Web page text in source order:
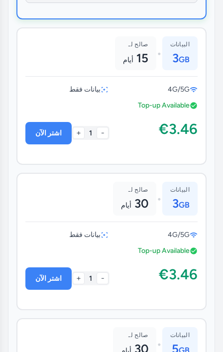
البيانات
3GB
•
صالح لـ
15 أيام
4G/5G
بيانات فقط
Top-up Available
€3.46
-
1
+ اشتر الآن
البيانات
3GB
•
صالح لـ
30 أيام
4G/5G
بيانات فقط
Top-up Available
€3.46
-
1
+ اشتر الآن
البيانات
5
•
صالح لـ
30